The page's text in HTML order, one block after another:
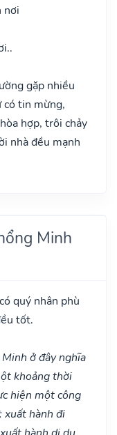
nơi
gặp nhiều
có tin mừng,
hợp, trôi chảy
nhà đều mạnh
Minh
quý nhân phù
tốt.
ở đây nghĩa
khoảng thời
hiện một công
xuất hành đi